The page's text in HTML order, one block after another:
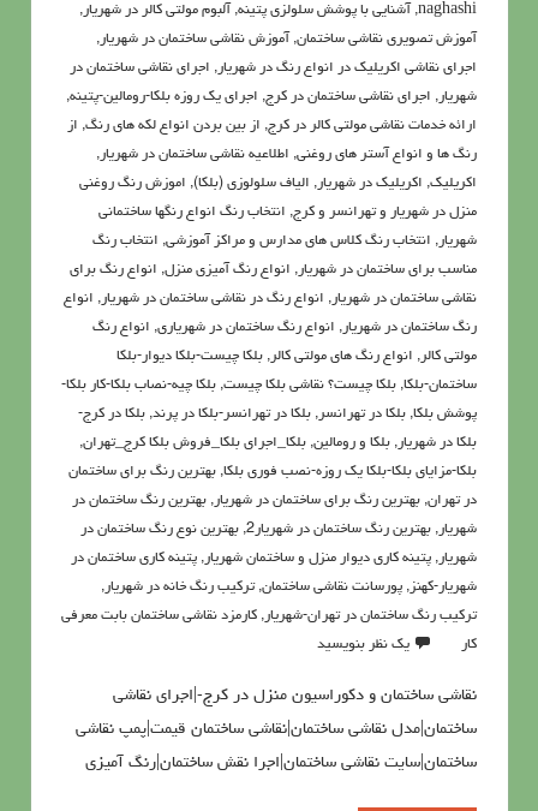
naghashi
, آشنايي با پوشش سلولزي پتينه, آلبوم مولتی کالر در شهریار,
آموزش تصویری نقاشی ساختمان, آموزش نقاشی ساختمان در شهریار,
اجرای نقاشی اکریلیک در انواع رنگ در شهریار, اجرای نقاشی ساختمان در
شهریار, اجرای نقاشی ساختمان در کرج, اجرای یک روزه بلکا-رومالین-پتینه,
ارائه خدمات نقاشی مولتی کالر در کرج, از بین بردن انواع لکه های رنگ, از
رنگ ها و انواع آستر های روغنی, اطلاعيه نقاشی ساختمان در شهریار,
اکريليک, اکريليک در شهریار, الیاف سلولوزی (بلکا), اموزش رنگ روغنی
منزل در شهریار و تهرانسر و کرج, انتخاب رنگ انواع رنگها ساختمانی
شهریار, انتخاب رنگ کلاس های مدارس و مراکز آموزشی, انتخاب رنگ
مناسب برای ساختمان در شهریار, انواع رنگ آمیزی منزل, انواع رنگ برای
نقاشی ساختمان در شهریار, انواع رنگ در نقاشی ساختمان در شهریار, انواع
رنگ ساختمان در شهریار, انواع رنگ ساختمان در شهریاری, انواع رنگ
مولتی کالر, انواع رنگ های مولتی کالر, بلکا چیست-بلکا دیوار-بلکا
ساختمان-بلکا, بلکا چیست؟ نقاشی بلکا چیست, بلکا چیه-نصاب بلکا-کار بلکا-
پوشش بلکا, بلکا در تهرانسر, بلکا در تهرانسر-بلکا در پرند, بلکا در کرج-
بلکا در شهریار, بلکا و رومالین, بلکا_اجرای بلکا_فروش بلکا کرج_تهران,
بلکا-مزایای بلکا-بلکا یک روزه-نصب فوری بلکا, بهترین رنگ برای ساختمان
در تهران, بهترین رنگ برای ساختمان در شهریار, بهترین رنگ ساختمان در
شهریار, بهترین رنگ ساختمان در شهریار2 , بهترین نوع رنگ ساختمان در
شهریار, پتينه کاري ديوار منزل و ساختمان شهریار, پتینه کاری ساختمان در
شهریار-کهنز, پورسانت نقاشی ساختمان,تركيب رنگ خانه در شهریار,
تركيب رنگ ساختمان در تهران-شهریار, کارمزد نقاشی ساختمان بابت معرفی
کار
یک نظر بنویسید
نقاشی ساختمان و دکوراسیون منزل در کرج-|اجرای نقاشی
ساختمان|مدل نقاشی ساختمان|نقاشی ساختمان قیمت|پمپ نقاشی
ساختمان|سایت نقاشی ساختمان|اجرا نقش ساختمان|رنگ آمیزی